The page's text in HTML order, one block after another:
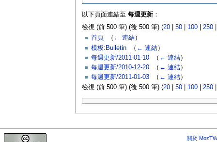
以下頁面連結至 每週更新：
檢視 (前 500 筆) (後 500 筆) (20| 50| 100| 250
首頁
（ ← 連結）
模板:Bulletin‎ （ ← 連結）
每週更新/2011-01-10‎ （ ← 連結）
每週更新/2010-12-20‎ （ ← 連結）
每週更新/2011-01-03‎ （ ← 連結）
檢視 (前 500 筆) (後 500 筆) (20| 50| 100| 250
關於